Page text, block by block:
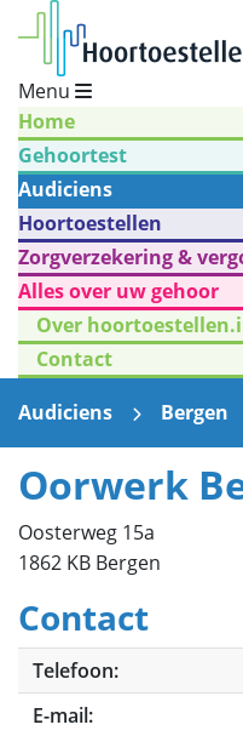
Menu
Home
Gehoortest
Audiciens
Hoortoestellen
Zorgverzekering &
Alles over uw gehoor
Over
Contact
Audiciens
Bergen
Oorwerk
Oosterweg 15a
1862 KB Bergen
Contact
Telefoon:
E-mail: